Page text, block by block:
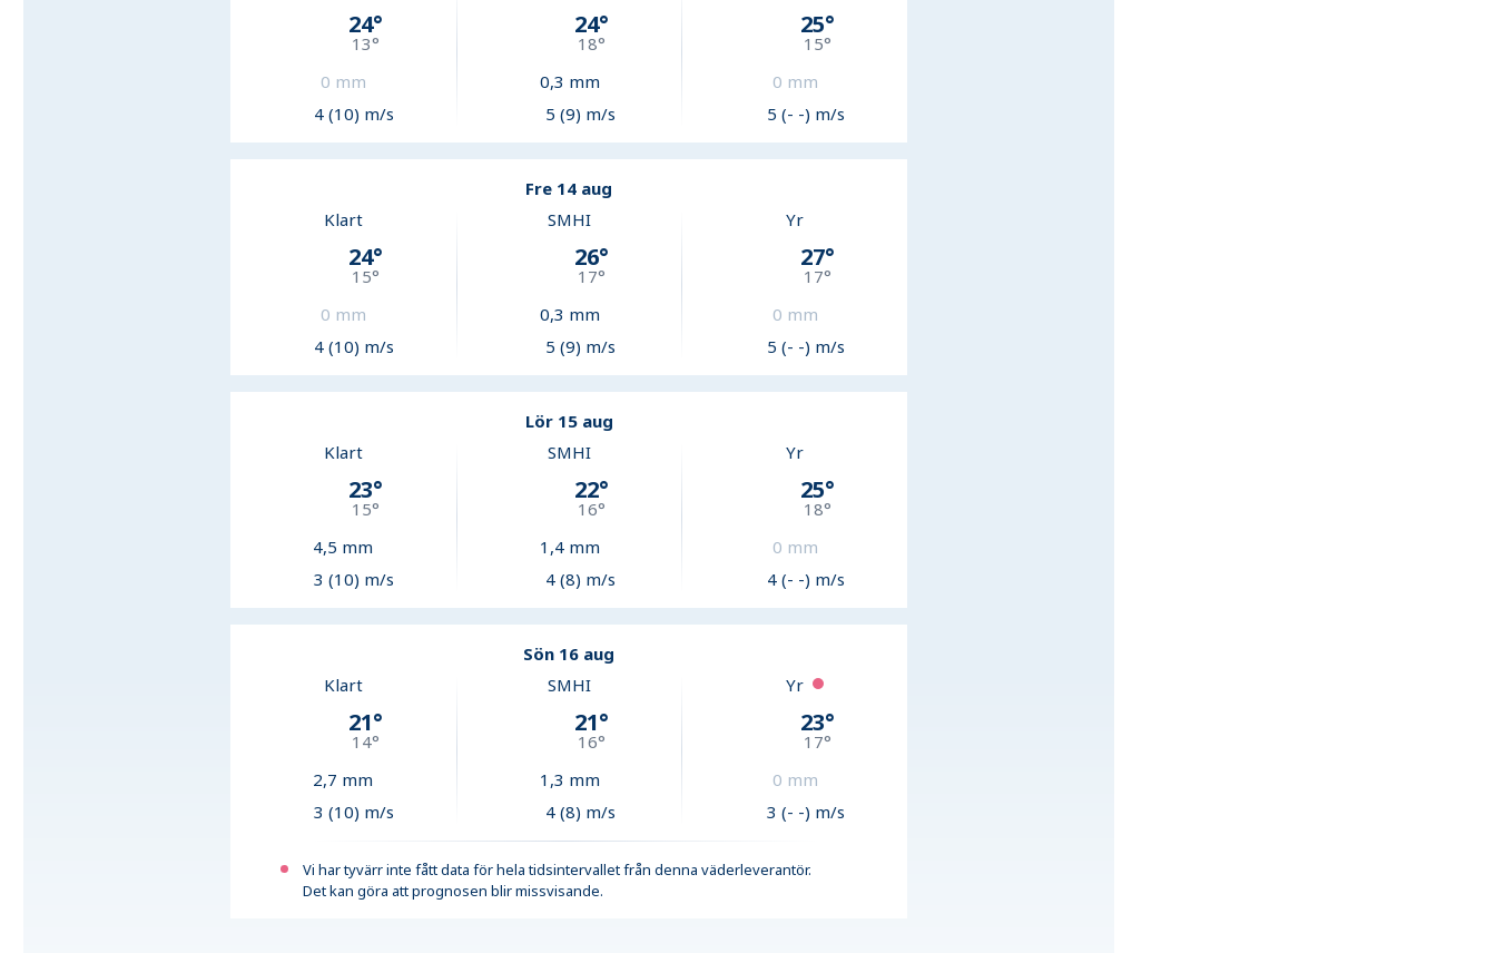
24°
13°
0 mm
4 (10) m/s
24°
18°
0,3 mm
5 (9) m/s
25°
15°
0 mm
5 (- -) m/s
Fre 14 aug
Klart
24°
15°
0 mm
4 (10) m/s
SMHI
26°
17°
0,3 mm
5 (9) m/s
Yr
27°
17°
0 mm
5 (- -) m/s
Lör 15 aug
Klart
23°
15°
4,5 mm
3 (10) m/s
SMHI
22°
16°
1,4mm
4 (8) m/s
Yr
25°
18°
0 mm
4 (- -) m/s
Sön 16 aug
Klart
21°
14°
2,7 mm
3 (10) m/s
SMHI
21°
16°
1,3 mm
4 (8) m/s
Yr
23°
17°
0 mm
3 (- -) m/s
Vi har tyvärr inte fått data för hela tidsintervallet från denna väderleverantör.
Det kan göra att prognosen blir missvisande.